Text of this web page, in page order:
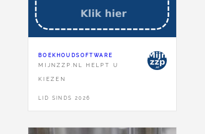
BOEKHOUDSOFTWARE
MIJNZZP.NL HELPT U
KIEZEN
LID SINDS 2026